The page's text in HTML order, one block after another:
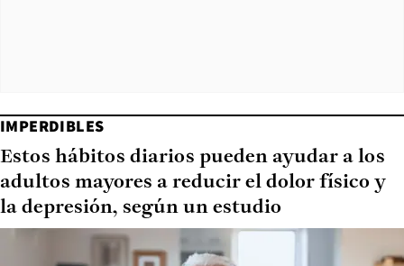
IMPERDIBLES
Estos hábitos diarios pueden ayudar a los
adultos mayores a reducir el dolor físico y
la depresión, según un estudio